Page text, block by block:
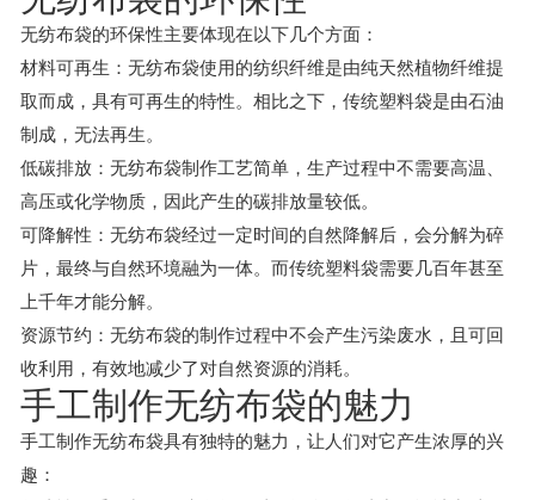
无纺布袋的环保性主要体现在以下几个方面：
材料可再生：无纺布袋使用的纺织纤维是由纯天然植物纤维提
取而成，具有可再生的特性。相比之下，传统塑料袋是由石油
制成，无法再生。
低碳排放：无纺布袋制作工艺简单，生产过程中不需要高温、
高压或化学物质，因此产生的碳排放量较低。
可降解性：无纺布袋经过一定时间的自然降解后，会分解为碎
片，最终与自然环境融为一体。而传统塑料袋需要几百年甚至
上千年才能分解。
资源节约：无纺布袋的制作过程中不会产生污染废水，且可回
收利用，有效地减少了对自然资源的消耗。
手工制作无纺布袋的魅力
手工制作无纺布袋具有独特的魅力，让人们对它产生浓厚的兴
趣：